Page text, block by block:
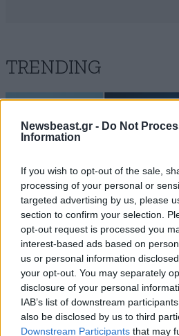
Newsbeast.gr - Do Not
Information
If you wish to opt-out of the sale,
processing of your personal or
targeted advertising by us, please
section to confirm your selection.
opt-out request is processed you
interest-based ads based on
us or personal information
your opt-out. You may separately
disclosure of your personal
IAB’s list of downstream
also be disclosed by us to third
Downstream Participants that may
TRENDING
LIFESTYLE 08·08·2026 19:12
Εριέττα Κούρκουλου – Τα
φιλιά με τον Βύρωνα